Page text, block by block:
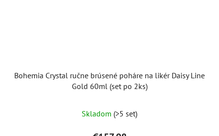
Bohemia Crystal ručne brúsené poháre na likér Daisy Line
Gold 60ml (set po 2ks)
Skladom (>5 set)